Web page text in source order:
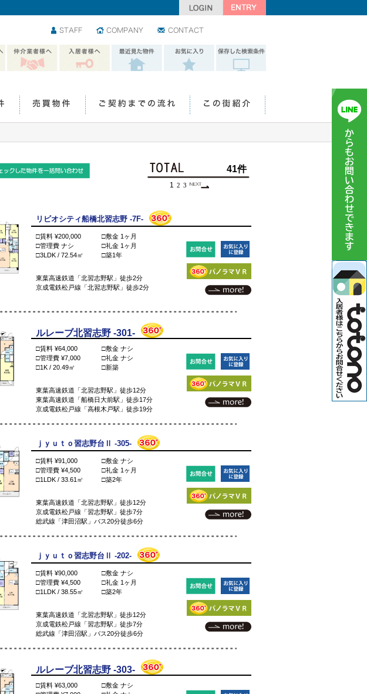
売買物件 ご契約までの流れ この街紹介
41件
1 2 3
リビオシティ船橋北習志野 -7F-
□賃料 ¥200,000
□敷金 1ヶ月
□管理費 ナシ
□礼金 1ヶ月
□3LDK / 72.54㎡
□築1年
東葉高速鉄道「北習志野駅」徒歩2分
京成電鉄松戸線「北習志野駅」徒歩2分
ルレーブ北習志野 -301-
□賃料 ¥64,000
□敷金 ナシ
□管理費 ¥7,000
□礼金 ナシ
□1K / 20.49㎡
□新築
東葉高速鉄道「北習志野駅」徒歩12分
東葉高速鉄道「船橋日大前駅」徒歩17分
京成電鉄松戸線「高根木戸駅」徒歩19分
ｊｙｕｔｏ習志野台Ⅱ -305-
□賃料 ¥91,000
□敷金 ナシ
□管理費 ¥4,500
□礼金 1ヶ月
□1LDK / 33.61㎡
□築2年
東葉高速鉄道「北習志野駅」徒歩12分
京成電鉄松戸線「習志野駅」徒歩7分
総武線「津田沼駅」バス20分徒歩6分
ｊｙｕｔｏ習志野台Ⅱ -202-
□賃料 ¥90,000
□敷金 ナシ
□管理費 ¥4,500
□礼金 1ヶ月
□1LDK / 38.55㎡
□築2年
東葉高速鉄道「北習志野駅」徒歩12分
京成電鉄松戸線「習志野駅」徒歩7分
総武線「津田沼駅」バス20分徒歩6分
ルレーブ北習志野 -303-
□賃料 ¥63,000
□敷金 ナシ